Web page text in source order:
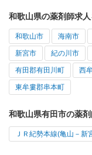
和歌山県の薬剤師求
和歌山市 海南市
新宮市 紀の川市
有田郡有田川町 西
東牟婁郡串本町
和歌山県有田市の薬
ＪＲ紀勢本線(亀山－新